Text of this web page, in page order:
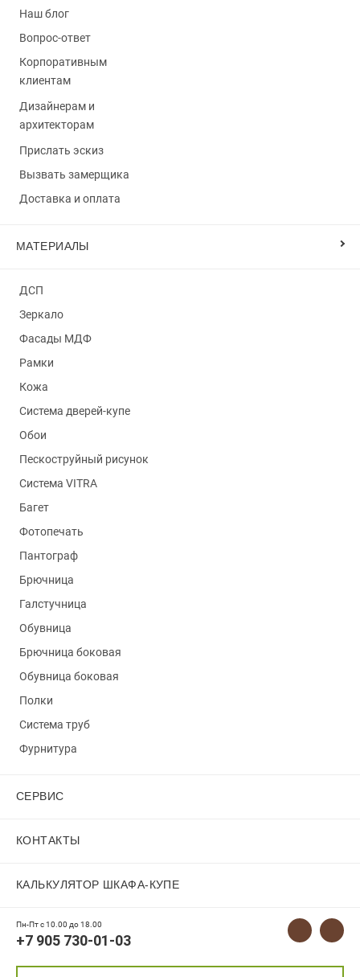
Пн-Пт с 10.00 до 18.00
+7 905 730-01-03
Наш блог
Вопрос-ответ
Корпоративным
клиентам
Дизайнерам и
архитекторам
Прислать эскиз
Вызвать замерщика
Доставка и оплата
МАТЕРИАЛЫ
ДСП
Зеркало
Фасады МДФ
Рамки
Кожа
Система дверей-купе
Обои
Пескоструйный рисунок
Система VITRA
Багет
Фотопечать
Пантограф
Брючница
Галстучница
Обувница
Брючница боковая
Обувница боковая
Полки
Система труб
Фурнитура
СЕРВИС
КОНТАКТЫ
КАЛЬКУЛЯТОР ШКАФА-КУПЕ